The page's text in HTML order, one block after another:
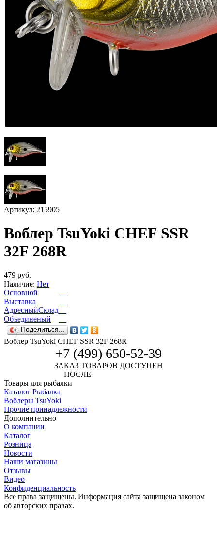
Артикул: 215905
Воблер TsuYoki CHEF SSR
32F 268R
479 руб.
Наличие: Нет
Основной
Выставка
АдресныйСклад
Объединеный
Поделиться...
Воблер TsuYoki CHEF SSR 32F 268R
+7 (499) 650-52-39
ЗАКАЗ ТОВАРОВ ДОСТУПЕН
ПОСЛЕ
Товары для рыбалки
Каталог Рыбалка
Воблеры TsuYoki
Прочие принадлежности
Дополнительно
О компании
Каталог
Розница
Новости
Наши магазины
Отзывы
Видео
Конфиденциальность
Все права защищены. Информация сайта защищена законом
об авторских правах.